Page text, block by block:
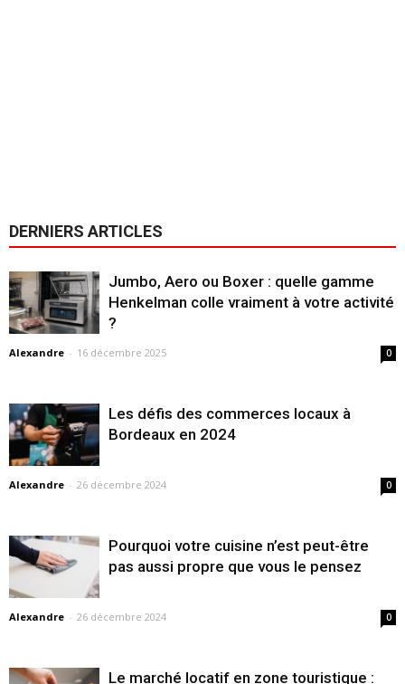
DERNIERS ARTICLES
Jumbo, Aero ou Boxer : quelle gamme
Henkelman colle vraiment à votre activité
?
Alexandre - 16 décembre 2025 0
Les défis des commerces locaux à
Bordeaux en 2024
Alexandre - 26 décembre 2024 0
Pourquoi votre cuisine n’est peut-être
pas aussi propre que vous le pensez
Alexandre - 26 décembre 2024 0
Le marché locatif en zone touristique :